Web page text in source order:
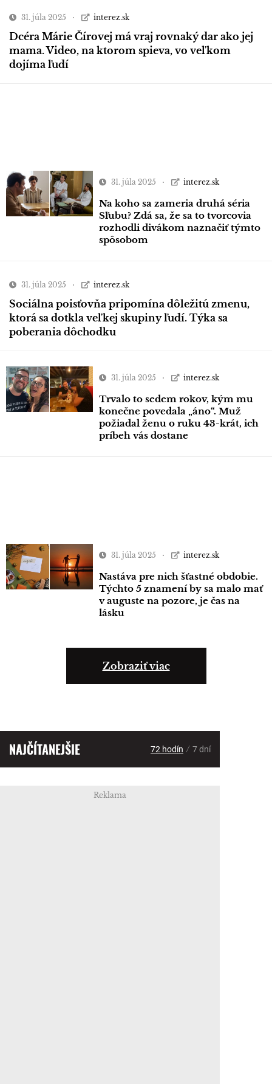
31. júla 2025 interez.sk
Dcéra Márie Čírovej má vraj rovnaký dar ako jej
mama. Video, na ktorom spieva, vo veľkom
dojíma ľudí
31. júla 2025 interez.sk
Na koho sa zameria druhá séria
Sľubu? Zdá sa, že sa to tvorcovia
rozhodli divákom naznačiť týmto
spôsobom
31. júla 2025 interez.sk
Sociálna poisťovňa pripomína dôležitú zmenu,
ktorá sa dotkla veľkej skupiny ľudí. Týka sa
poberania dôchodku
31. júla 2025 interez.sk
Trvalo to sedem rokov, kým mu
konečne povedala „áno“. Muž
požiadal ženu o ruku 43-krát, ich
príbeh vás dostane
31. júla 2025 interez.sk
Nastáva pre nich šťastné obdobie.
Týchto 5 znamení by sa malo mať
v auguste na pozore, je čas na
lásku
Zobraziť viac
NAJČÍTANEJŠIE 72 hodín / 7 dní
Reklama